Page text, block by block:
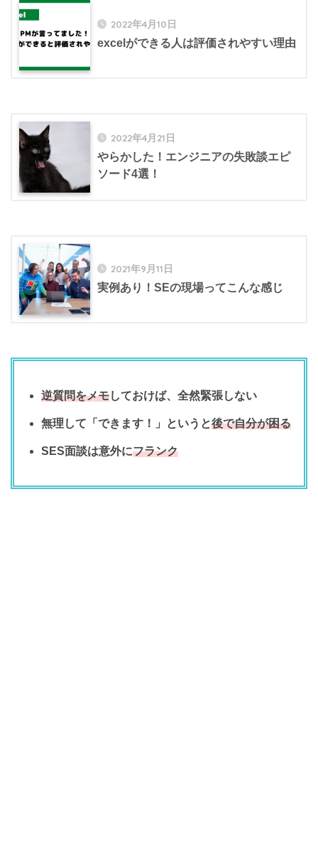
2022年4月10日
excelができる人は評価されやすい理由
2022年4月21日
やらかした！エンジニアの失敗談エピ
ソード4選！
2021年9月11日
実例あり！SEの現場ってこんな感じ
逆質問をメモしておけば、全然緊張しない
無理して「できます！」というと後で自分が困る
SES面談は意外にフランク